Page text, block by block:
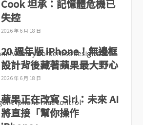
Cook 坦承：記憶體危機已
失控
2026 年 6 月 18 日
20 週年版 iPhone！無邊框
設計背後藏著蘋果最大野心
2026 年 6 月 18 日
蘋果正在改寫 Siri：未來 AI
將直接「幫你操作